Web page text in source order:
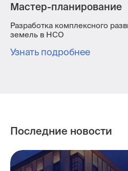
Мастер-планирование
Разработка комплексного
земель в НСО
Узнать подробнее
Последние новости